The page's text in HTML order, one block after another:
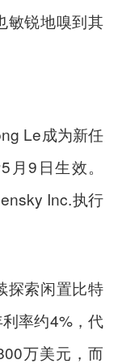
敏锐地嗅到其
Le成为新任
9日生效。
Inc.执行
探索闲置比特
率约4%，代
万美元，而